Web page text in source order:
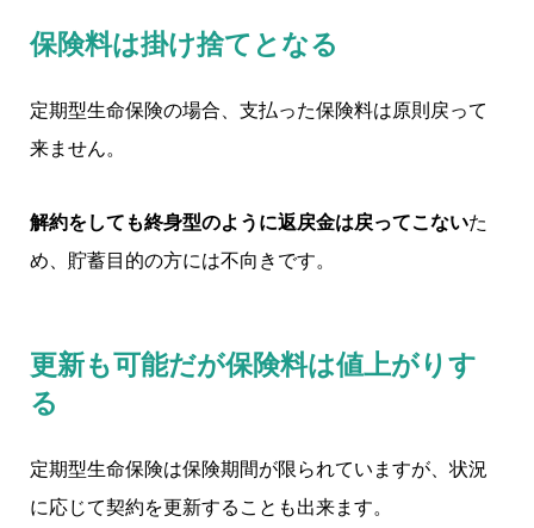
保険料は掛け捨てとなる
定期型生命保険の場合、支払った保険料は原則戻って
来ません。
解約をしても終身型のように返戻金は戻ってこないた
め、貯蓄目的の方には不向きです。
更新も可能だが保険料は値上がりす
る
定期型生命保険は保険期間が限られていますが、状況
に応じて契約を更新することも出来ます。